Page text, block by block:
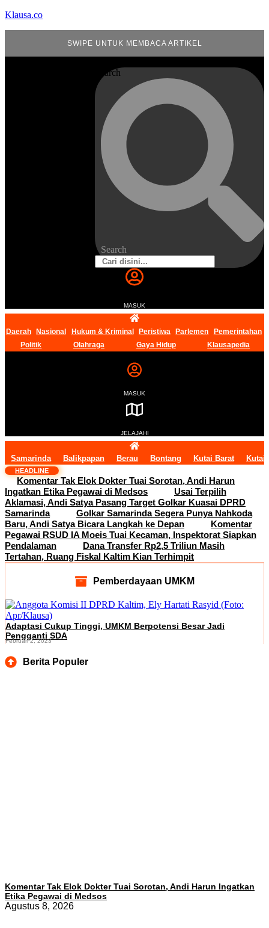
Klausa.co
SWIPE UNTUK MEMBACA ARTIKEL
Search
Search
MASUK
Daerah Nasional Hukum & Kriminal Peristiwa Parlemen
Pemerintahan
Politik
Olahraga Gaya Hidup Klausapedia
MASUK
JELAJAHI
Samarinda Balikpapan Berau Bontang Kutai Barat Kutai
HEADLINE
Komentar Tak Elok Dokter Tuai Sorotan, Andi Harun
Ingatkan Etika Pegawai di Medsos
Usai Terpilih
Aklamasi, Andi Satya Pasang Target Golkar Kuasai DPRD
Samarinda
Golkar Samarinda Segera Punya Nahkoda
Baru, Andi Satya Bicara Langkah ke Depan
Komentar
Pegawai RSUD IA Moeis Tuai Kecaman, Inspektorat Siapkan
Pendalaman
Dana Transfer Rp2,5 Triliun Masih
Tertahan, Ruang Fiskal Kaltim Kian Terhimpit
Pemberdayaan UMKM
Adaptasi Cukup Tinggi, UMKM Berpotensi Besar Jadi
Pengganti SDA
Februari 2, 2023
Berita Populer
Komentar Tak Elok Dokter Tuai Sorotan, Andi Harun Ingatkan
Etika Pegawai di Medsos
Agustus 8, 2026